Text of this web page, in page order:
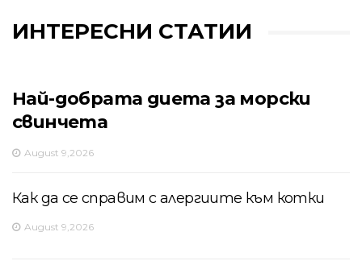
ИНТЕРЕСНИ СТАТИИ
Най-добрата диета за морски
свинчета
August 9,2026
Как да се справим с алергиите към котки
August 9,2026